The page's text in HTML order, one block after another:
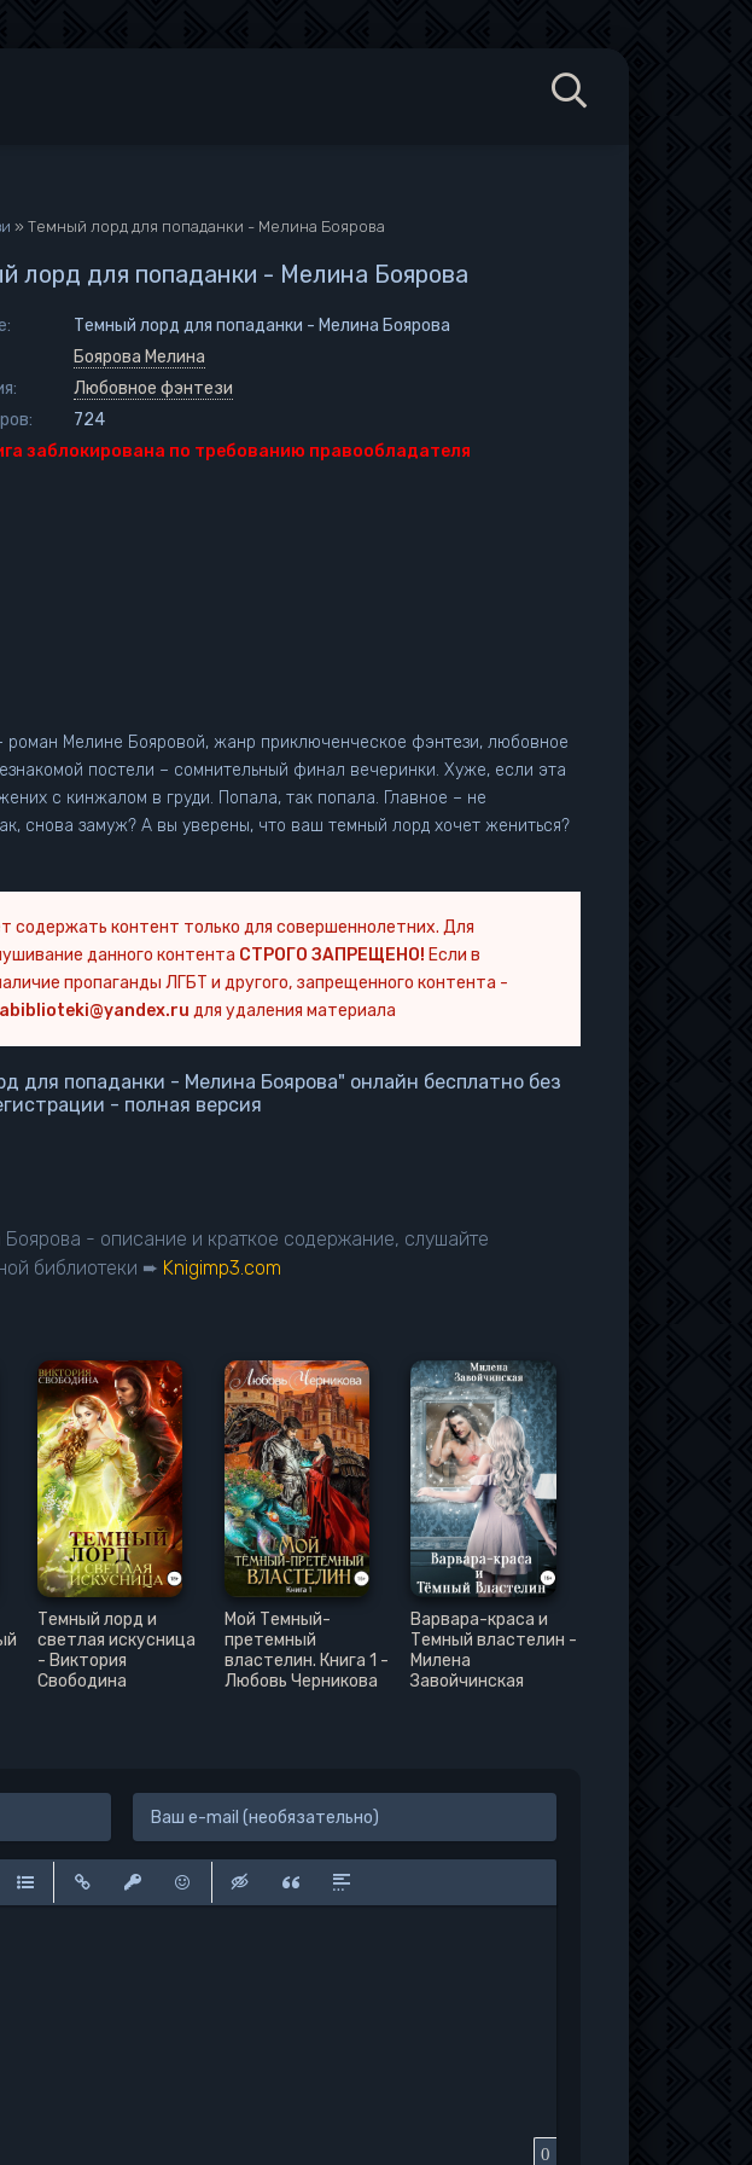
» Темный лорд для попаданки - Мелина Боярова
лорд для попаданки - Мелина Боярова
Темный лорд для попаданки - Мелина Боярова
Боярова Мелина
Любовное фэнтези
724
заблокирована по требованию правообладателя
роман Мелине Бояровой, жанр приключенческое фэнтези, любовное
постели – сомнительный финал вечеринки. Хуже, если эта
с кинжалом в груди. Попала, так попала. Главное – не
снова замуж? А вы уверены, что ваш темный лорд хочет жениться?
содержать контент только для совершеннолетних. Для
данного контента СТРОГО ЗАПРЕЩЕНО! Если в
пропаганды ЛГБТ и другого, запрещенного контента -
abiblioteki@yandex.ru для удаления материала
для попаданки - Мелина Боярова" онлайн бесплатно без
- полная версия
- описание и краткое содержание, слушайте
библиотеки ➨ Knigimp3.com
Темный лорд и
светлая искусница
- Виктория
Свободина
Мой Темный-
претемный
властелин. Книга 1 -
Любовь Черникова
Варвара-краса и
Темный властелин -
Милена
Завойчинская
0